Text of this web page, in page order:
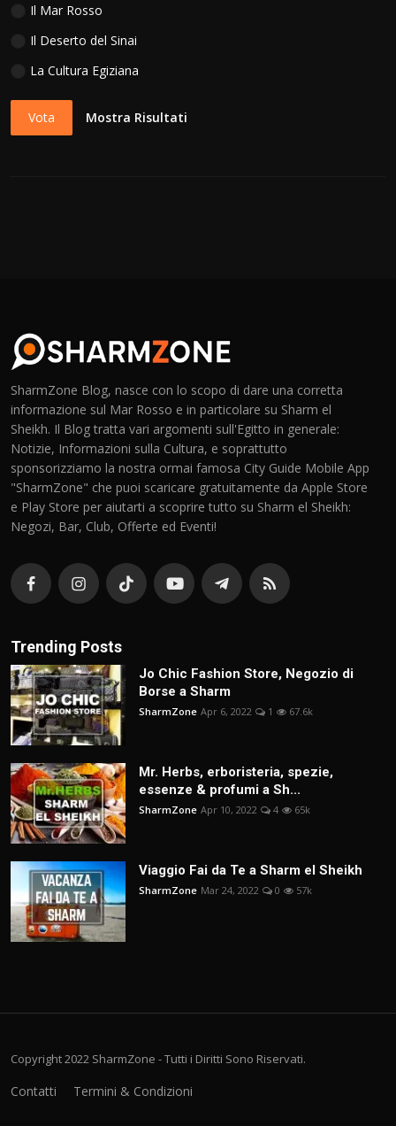
Il Mar Rosso
Il Deserto del Sinai
La Cultura Egiziana
Vota Mostra Risultati
SharmZone Blog, nasce con lo scopo di dare una corretta
informazione sul Mar Rosso e in particolare su Sharm el
Sheikh. Il Blog tratta vari argomenti sull'Egitto in generale:
Notizie, Informazioni sulla Cultura, e soprattutto
sponsorizziamo la nostra ormai famosa City Guide Mobile App
"SharmZone" che puoi scaricare gratuitamente da Apple Store
e Play Store per aiutarti a scoprire tutto su Sharm el Sheikh:
Negozi, Bar, Club, Offerte ed Eventi!
Trending Posts
Jo Chic Fashion Store, Negozio di
Borse a Sharm
SharmZone Apr 6, 2022 1 67.6k
Mr. Herbs, erboristeria, spezie,
essenze & profumi a Sh...
SharmZone Apr 10, 2022 4 65k
Viaggio Fai da Te a Sharm el Sheikh
SharmZone Mar 24, 2022 0 57k
Copyright 2022 SharmZone - Tutti i Diritti Sono Riservati.
Contatti Termini & Condizioni